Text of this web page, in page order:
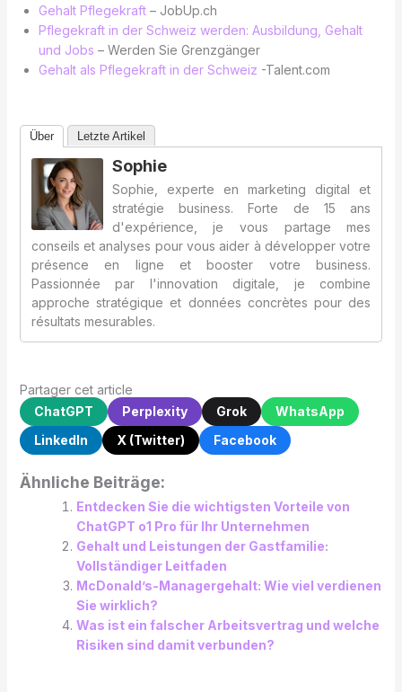
Gehalt Pflegekraft– JobUp.ch
Pflegekraft in der Schweiz werden: Ausbildung, Gehalt
und Jobs – Werden Sie Grenzgänger
Gehalt als Pflegekraft in der Schweiz -Talent.com
Über Letzte Artikel
Sophie
Sophie, experte en marketing digital et
stratégie business. Forte de 15 ans
d'expérience, je vous partage mes
conseils et analyses pour vous aider à développer votre
présence en ligne et booster votre business.
Passionnée par l'innovation digitale, je combine
approche stratégique et données concrètes pour des
résultats mesurables.
Partager cet article
ChatGPT
Perplexity Grok
WhatsApp
LinkedIn
X (Twitter) Facebook
Ähnliche Beiträge:
Entdecken Sie die wichtigsten Vorteile von
ChatGPT o1 Pro für Ihr Unternehmen
Gehalt und Leistungen der Gastfamilie:
Vollständiger Leitfaden
McDonald’s-Managergehalt: Wie viel verdienen
Sie wirklich?
Was ist ein falscher Arbeitsvertrag und welche
Risiken sind damit verbunden?